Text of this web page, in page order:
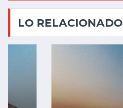
LO RELACIONADO